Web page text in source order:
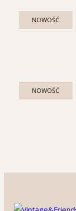
NOWOŚĆ
NOWOŚĆ